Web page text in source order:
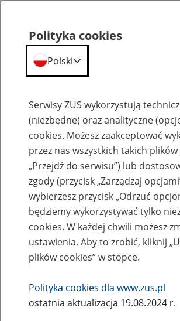
Szkolenia
Zaproś ZUS do siebie -
eZUS w siedzibie Twojej
Rodzaj wydarzenia
Szkolenia
Polityka cookies
Polski
Serwisy ZUS wykorzystują
(niezbędne) oraz analityczne
cookies. Możesz zaakceptować
przez nas wszystkich takich
„Przejdź do serwisu”) lub
zgody (przycisk „Zarządzaj
wybierzesz przycisk „Odrzuć
będziemy wykorzystywać tylko
cookies. W każdej chwili możesz
ustawienia. Aby to zrobić, kliknij
plików cookies” w stopce.
Polityka cookies dla www.zus.pl
ostatnia aktualizacja 19.08.2024 r.